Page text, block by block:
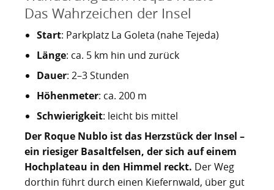
Los Gigantes
Das Observatorium
Pyramiden von Güímar
Giftige Insekten und Spinnen auf den Kanaren
Riesenkalmare in den Gewässern um die Kanarischen
Inseln
Garachico
Granadilla de Abona
Güímar
Icod de los Vinos
La Guancha
La Orotava
Achamán - Himmelsgott der Guanchen
Guayota - Teide, Feuer und die Logik der Angst
Magec - Sonne, Licht und Kalenderwissen
Chaxiraxi - Muttergöttin der Guanchen
Achuguayo - Mond, Zeit und heilige Schluchten
San Borondón
Wie Kastilien die Kanarischen Inseln unterwarf
Die Schlachten um Teneriffa
Konstanz und Teneriffa
Piratenangriffe auf Teneriffa im 16. Jahrhundert
François Le Clerc
Nachhaltig bauen und sanieren auf den Kanaren
Walbeobachtung statt Show
Star Wars auf Teneriffa?
Ferienwohnungen legal vermieten
Finca oder Ferienhaus?
Teneriffas Naturwunder
Zwischen Urlaubsparadies und Quantenwunder
Die Geologie Teneriffas
Das Wahrzeichen der Insel
Start: Parkplatz La Goleta (nahe Tejeda)
Länge: ca. 5 km hin und zurück
Dauer: 2–3 Stunden
Höhenmeter: ca. 200 m
Schwierigkeit: leicht bis mittel
Der Roque Nublo ist das Herzstück der Insel –
ein riesiger Basaltfelsen, der sich auf einem
Hochplateau in den Himmel reckt. Der Weg
dorthin führt durch einen Kiefernwald, über gut